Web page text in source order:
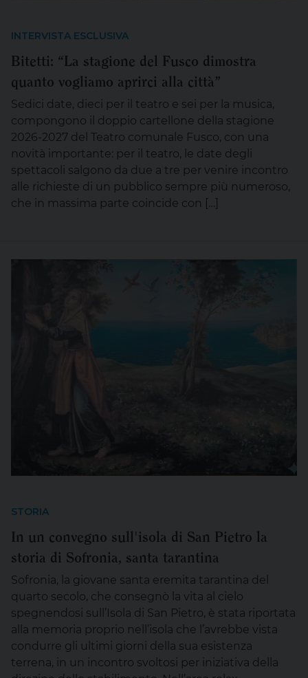
INTERVISTA ESCLUSIVA
Bitetti: “La stagione del Fusco dimostra
quanto vogliamo aprirci alla città”
Sedici date, dieci per il teatro e sei per la musica,
compongono il doppio cartellone della stagione
2026-2027 del Teatro comunale Fusco, con una
novità importante: per il teatro, le date degli
spettacoli salgono da due a tre per venire incontro
alle richieste di un pubblico sempre più numeroso,
che in massima parte coincide con […]
STORIA
In un convegno sull'isola di San Pietro la
storia di Sofronia, santa tarantina
Sofronia, la giovane santa eremita tarantina del
quarto secolo, che consegnò la vita al cielo
spegnendosi sull’Isola di San Pietro, è stata riportata
alla memoria proprio nell’isola che l’avrebbe vista
condurre gli ultimi giorni della sua esistenza
terrena, in un incontro svoltosi per iniziativa della